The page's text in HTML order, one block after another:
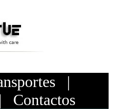
|
Contactos